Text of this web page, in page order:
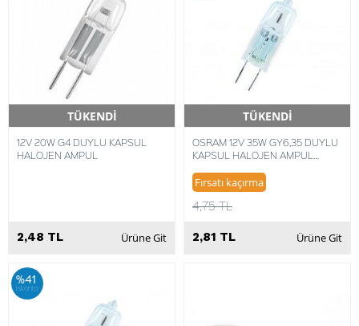
TÜKENDİ
Hızlı Teslimat
12V 20W G4 DUYLU KAPSUL
HALOJEN AMPUL
2,48 TL Ürüne Git
TÜKENDİ
Hızlı Teslimat
OSRAM 12V 35W GY6,35 DUYLU
KAPSUL HALOJEN AMPUL
Fırsatı kaçırma
4,75 TL
2,81 TL Ürüne Git
%41
iskonto